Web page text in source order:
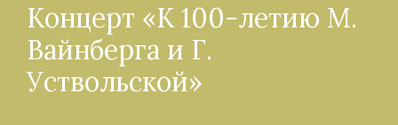
Концерт «К 100-летию М.
Вайнберга и Г.
Уствольской»